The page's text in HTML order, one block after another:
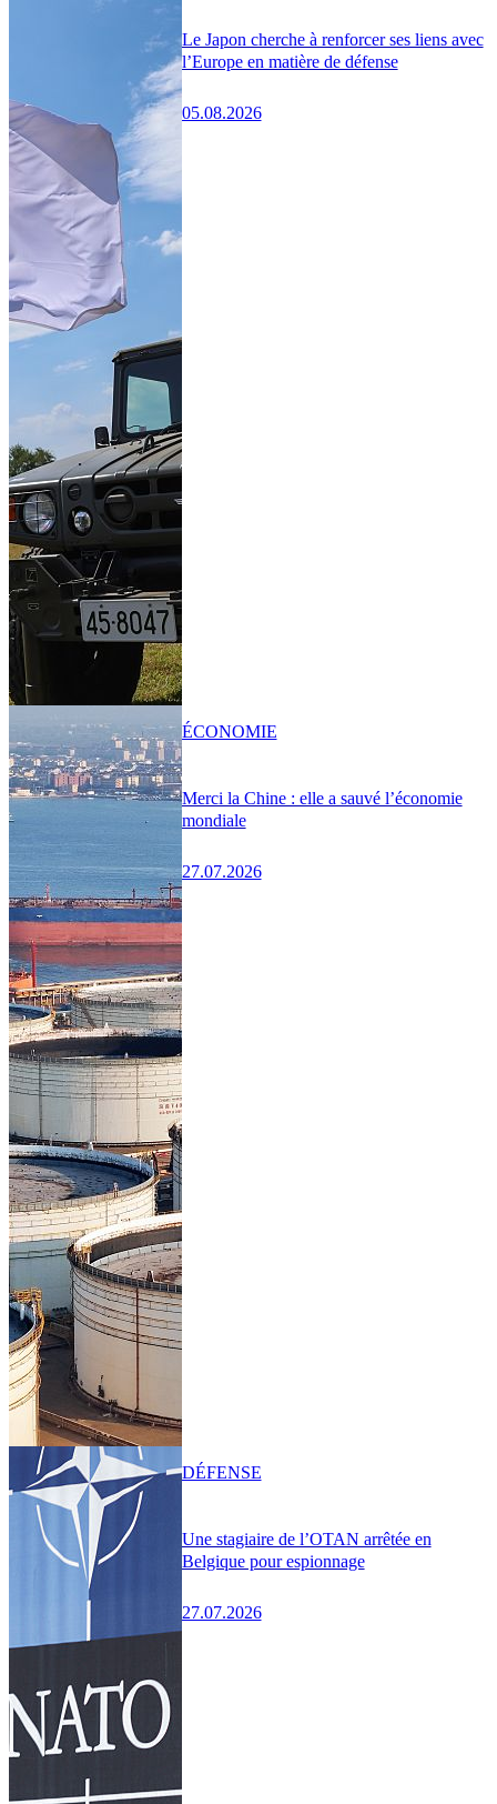
Le Japon cherche à renforcer ses liens avec
l’Europe en matière de défense
05.08.2026
Merci la Chine : elle a sauvé l’économie
mondiale
27.07.2026
ÉCONOMIE
Une stagiaire de l’OTAN arrêtée en
Belgique pour espionnage
27.07.2026
DÉFENSE